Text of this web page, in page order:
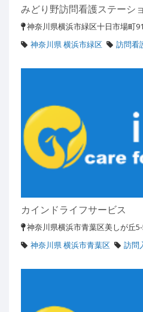
みどり野訪問看護ステーシ
神奈川県横浜市緑区十日市場町
神奈川県 横浜市緑区
訪問看
カインドライフサービス
神奈川県横浜市青葉区美しが丘
神奈川県 横浜市青葉区
訪問